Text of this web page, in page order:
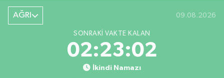
AĞRI 09.08.2026
SONRAKI VAKTE KALAN
02:23:02
İkindi Namazı